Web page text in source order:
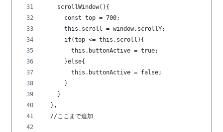
    scrollWindow(){
      const top = 700;
      this.scroll = window.scrollY;
      if(top <= this.scroll){
        this.buttonActive = true;
      }else{
        this.buttonActive = false;
      }
    }
  },
  //ここまで追加